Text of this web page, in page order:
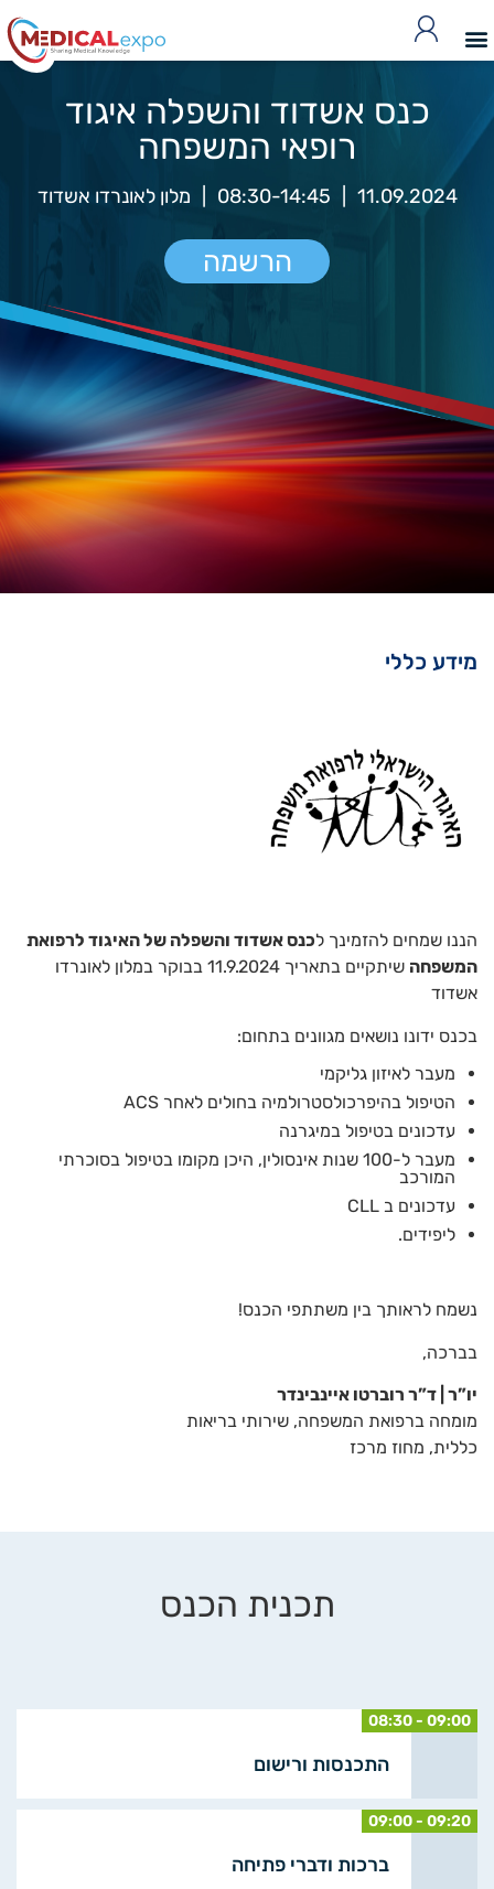
כנס אשדוד והשפלה איגוד
רופאי המשפחה
11.09.2024
08:30-14:45 מלון לאונרדו אשדוד
הרשמה
מידע כללי
הננו שמחים להזמינך לכנס אשדוד והשפלה של האיגוד לרפואת
המשפחה
שיתקיים בתאריך 11.9.2024 בבוקר במלון לאונרדו
אשדוד
בכנס ידונו נושאים מגוונים בתחום:
מעבר לאיזון גליקמי
הטיפול בהיפרכולסטרולמיה בחולים לאחר ACS
עדכונים בטיפול במיגרנה
מעבר ל-100 שנות אינסולין, היכן מקומו בטיפול בסוכרתי
המורכב
עדכונים ב CLL
ליפידים.
נשמח לראותך בין משתתפי הכנס!
בברכה,
יו”ר | ד”ר רוברטו איינבינדר
מומחה ברפואת המשפחה, שירותי בריאות
כללית, מחוז מרכז
תכנית הכנס
08:30 - 09:00
התכנסות ורישום
09:00 - 09:20
ברכות ודברי פתיחה